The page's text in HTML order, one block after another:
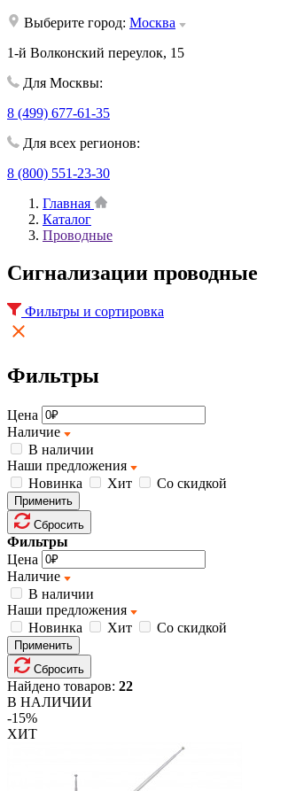
Выберите город: Москва
1-й Волконский переулок, 15
Для Москвы:
8 (499) 677-61-35
Для всех регионов:
8 (800) 551-23-30
Главная
Каталог
Проводные
Cигнализации проводные
Фильтры и сортировка
Фильтры
Цена
Наличие
В наличии
Наши предложения
Новинка
Хит Со скидкой
Применить
Сбросить
Фильтры
Цена
Наличие
В наличии
Наши предложения
Новинка
Хит Со скидкой
Применить
Сбросить
Найдено товаров: 22
В НАЛИЧИИ
-15%
ХИТ